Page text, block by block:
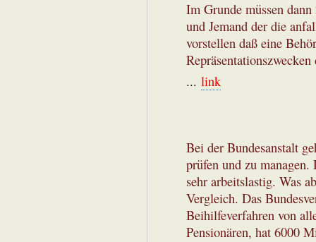
Im Grunde müssen
und Jemand der die
vorstellen daß eine
... link
Bei der Bundesanstalt
prüfen und zu
sehr arbeitslastig. Was
Vergleich. Das
Beihilfeverfahren von
Pensionären, hat 6000